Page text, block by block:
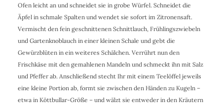
Ofen leicht an und schneidet sie in grobe Würfel. Schneidet die
Äpfel in schmale Spalten und wendet sie sofort im Zitronensaft.
Vermischt den fein geschnittenen Schnittlauch, Frühlingszwiebeln
und Gartenknoblauch in einer kleinen Schale und gebt die
Gewürzblüten in ein weiteres Schälchen. Verrührt nun den
Frischkäse mit den gemahlenen Mandeln und schmeckt ihn mit Salz
und Pfeffer ab. Anschließend stecht Ihr mit einem Teelöffel jeweils
eine kleine Portion ab, formt sie zwischen den Händen zu Kugeln –
etwa in Köttbullar-Größe – und wälzt sie entweder in den Kräutern